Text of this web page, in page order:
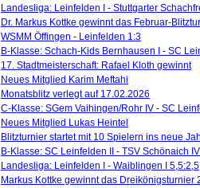
Landesliga: Leinfelden I - Stuttgarter
Dr. Markus Kottke gewinnt das Februar-
WSMM Öffingen - Leinfelden 1:3
B-Klasse: Schach-Kids Bernhausen I - SC
17. Stadtmeisterschaft: Rafael Kloth gewinnt
Neues Mitglied Karim Meftahi
Monatsblitz verlegt auf 17.02.2026
C-Klasse: SGem Vaihingen/Rohr IV - SC
Neues Mitglied Lukas Heintel
Blitzturnier startet mit 10 Spielern ins neue
B-Klasse: SC Leinfelden II - TSV Schönaich
Landesliga: Leinfelden I - Waiblingen I 5,5:2,5
Markus Kottke gewinnt das Dreikönigsturnier